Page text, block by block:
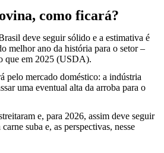
como ficará?
deve seguir sólido e a estimativa é
melhor ano da história para o setor –
que em 2025 (USDA).
pelo mercado doméstico: a indústria
uma eventual alta da arroba para o
e, para 2026, assim deve seguir
suba e, as perspectivas, nesse